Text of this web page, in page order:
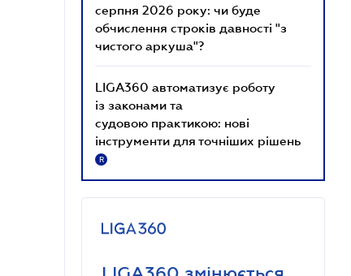
серпня 2026 року: чи буде
обчислення строків давності "з
чистого аркуша"?
LIGA360 автоматизує роботу
із законами та
судовою практикою: нові
інструменти для точніших рішень
R